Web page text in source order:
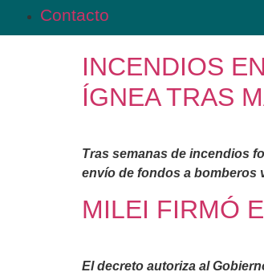
Contacto
INCENDIOS
ÍGNEA TRAS
Tras semanas de incendios
envío de fondos a bomberos
MILEI FIRMÓ
El decreto autoriza al